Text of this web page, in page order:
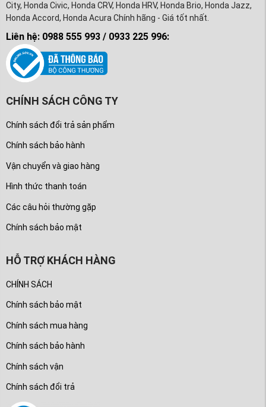
City, Honda Civic, Honda CRV, Honda HRV, Honda Brio, Honda Jazz,
Honda Accord, Honda Acura Chính hãng - Giá tốt nhất.
Liên hệ: 0988 555 993 / 0933 225 996:
CHÍNH SÁCH CÔNG TY
Chính sách đổi trả sản phẩm
Chính sách bảo hành
Vận chuyển và giao hàng
Hình thức thanh toán
Các câu hỏi thường gặp
Chính sách bảo mật
HỖ TRỢ KHÁCH HÀNG
CHÍNH SÁCH
Chính sách bảo mật
Chính sách mua hàng
Chính sách bảo hành
Chính sách vận
Chính sách đổi trả